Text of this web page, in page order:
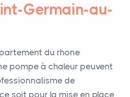
Germain-au-
du rhone
pompe à chaleur peuvent
de
soit pour la mise en place